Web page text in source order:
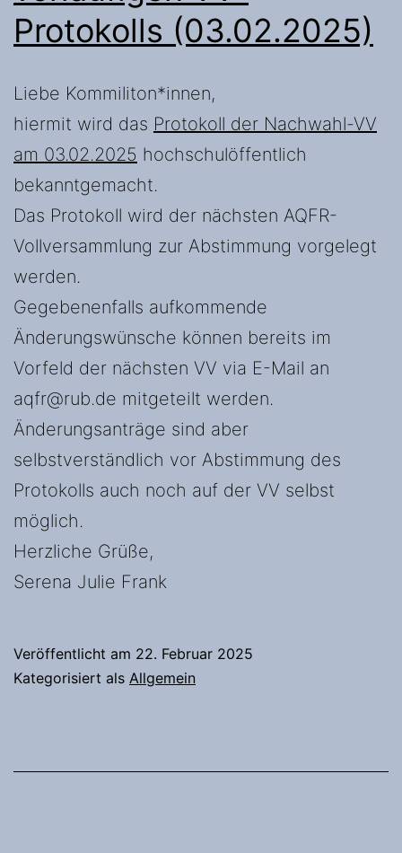
Protokolls (03.02.2025)
Liebe Kommiliton*innen,
hiermit wird das Protokoll der Nachwahl-VV
am 03.02.2025 hochschulöffentlich
bekanntgemacht.
Das Protokoll wird der nächsten AQFR-
Vollversammlung zur Abstimmung vorgelegt
werden.
Gegebenenfalls aufkommende
Änderungswünsche können bereits im
Vorfeld der nächsten VV via E-Mail an
aqfr@rub.de mitgeteilt werden.
Änderungsanträge sind aber
selbstverständlich vor Abstimmung des
Protokolls auch noch auf der VV selbst
möglich.
Herzliche Grüße,
Serena Julie Frank
Veröffentlicht am 22. Februar 2025
Kategorisiert als Allgemein